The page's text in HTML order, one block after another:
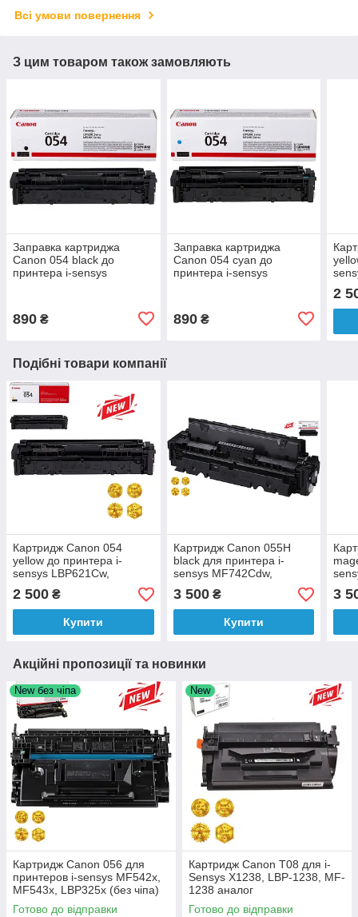
Всі умови повернення
З цим товаром також замовляють
Заправка картриджа
Canon 054 black до
принтера i-sensys
890 ₴
Заправка картриджа
Canon 054 cyan до
принтера i-sensys
890₴
2
Подібні товари компанії
Картридж Canon 054
yellow до принтера i-
sensys LBP621Cw,
LBP623Cdw, MF641Cw,
MF645Cx, MF643Cdw
аналог
2 500 ₴
Купити
Картридж Canon 055H
black для принтера i-
sensys MF742Cdw,
MF744Cdw, MF746Cx,
LBP663Cdw, LBP664Cx
аналог
3 500₴
Купити
3
Акційні пропозиції та новинки
New без чіпа
Картридж Canon 056 для
принтеров i-sensys MF542x,
MF543x, LBP325x (без чіпа)
аналог
Готово до відправки
New
Картридж Canon T08 для i-
Sensys X1238, LBP-1238​​​​​​​, MF-
1238​​​​​​​ аналог
Готово до відправки